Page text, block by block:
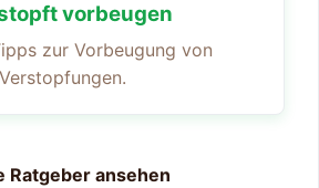
vorbeugen
zur Vorbeugung von
Ratgeber ansehen